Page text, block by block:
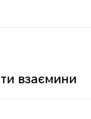
взаємини